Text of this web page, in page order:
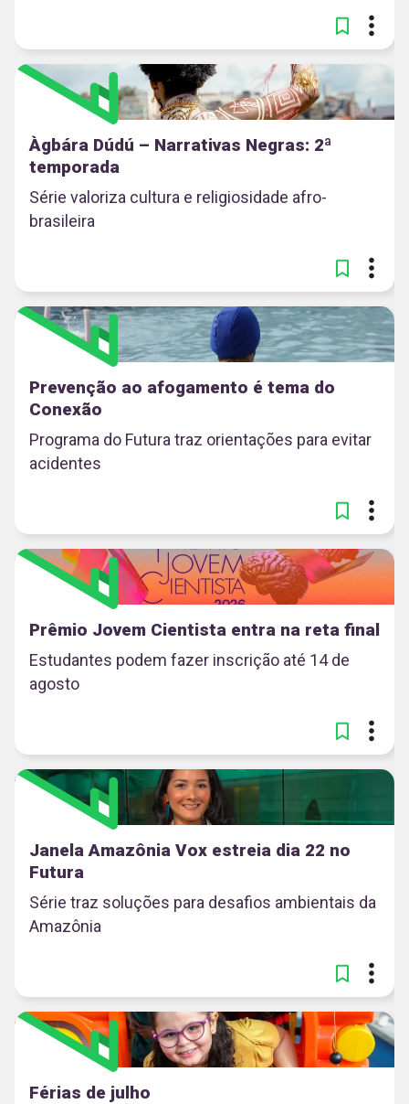
Àgbára Dúdú – Narrativas Negras: 2ª
temporada
Série valoriza cultura e religiosidade afro-
brasileira
Prevenção ao afogamento é tema do
Conexão
Programa do Futura traz orientações para evitar
acidentes
Prêmio Jovem Cientista entra na reta final
Estudantes podem fazer inscrição até 14 de
agosto
Janela Amazônia Vox estreia dia 22 no
Futura
Série traz soluções para desafios ambientais da
Amazônia
Férias de julho